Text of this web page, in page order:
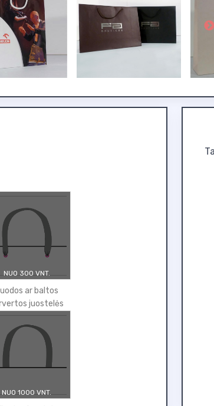
NUO 300 VNT.
ar baltos
juostelės
NUO 1000 VNT.